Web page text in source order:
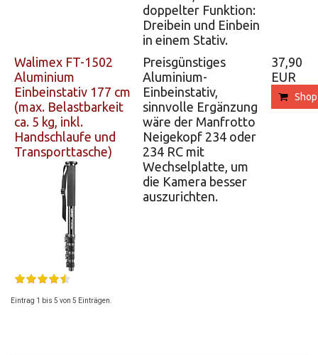
doppelter Funktion:
Dreibein und Einbein
in einem Stativ.
Walimex FT-1502
Aluminium
Einbeinstativ 177 cm
(max. Belastbarkeit
ca. 5 kg, inkl.
Handschlaufe und
Transporttasche)
Preisgünstiges
Aluminium-
Einbeinstativ,
sinnvolle Ergänzung
wäre der Manfrotto
Neigekopf 234 oder
234 RC mit
Wechselplatte, um
die Kamera besser
auszurichten.
37,90
EUR
Shop
Eintrag 1 bis 5 von 5 Einträgen.